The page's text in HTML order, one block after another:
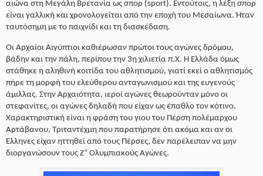
αιώνα στη Μεγάλη Βρετανία ως σπορ (sport). Εντούτοις, η λέξη σπορ
είναι γαλλική και χρονολογείται από την εποχή του Μεσαίωνα. Ήταν
ταυτόσημη με το παιχνίδι και τη διασκέδαση.
Οι Αρχαίοι Αιγύπτιοι καθιέρωσαν πρώτοι τους αγώνες δρόμου,
βάδην και την πάλη, περίπου την 3η χιλιετία π.Χ. Η Ελλάδα όμως
στάθηκε η αληθινή κοιτίδα του αθλητισμού, γιατί εκεί ο αθλητισμός
πήρε τη μορφή του ελεύθερου ανταγωνισμού και της ευγενούς
άμιλλας. Στην Αρχαιότητα, ιεροί αγώνες θεωρούνταν μόνο οι
στεφανίτες, οι αγώνες δηλαδή που είχαν ως έπαθλο τον κότινο.
Χαρακτηριστική είναι η φράση του γιου του Πέρση πολέμαρχου
Αρτάβανου, Τριταντέχμη που παρατήρησε ότι ακόμα και αν οι
Έλληνες είχαν ηττηθεί από τους Πέρσες, δεν παρέλειπαν να μην
διοργανώσουν τους Ζ” Ολυμπιακούς Αγώνες.